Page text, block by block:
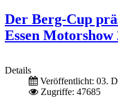
Der Berg-Cup
Essen Motorshow
Details
Veröffentlicht: 03.
Zugriffe: 47685